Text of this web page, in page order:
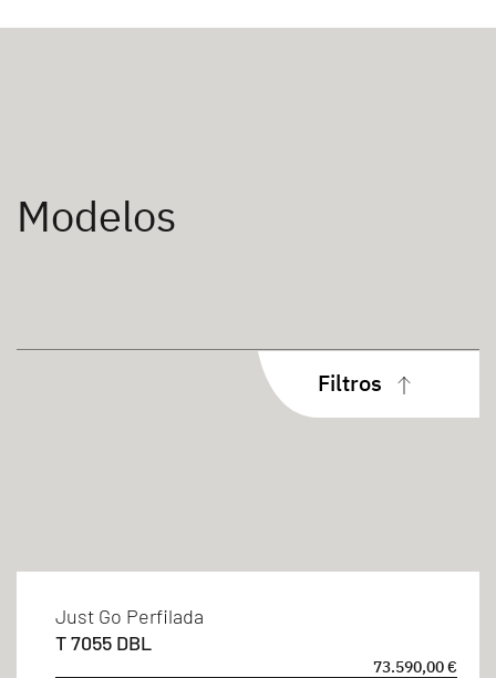
Modelos
Plazas para dormir
Filtros
Just Go Perfilada
T 7055 DBL
73.590,00 €